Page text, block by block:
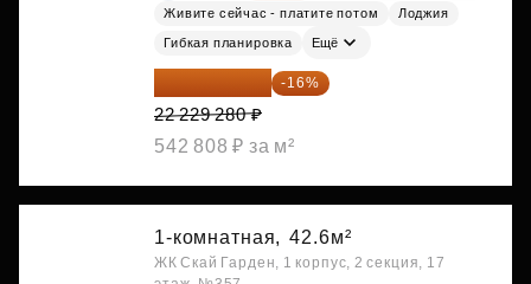
Живите сейчас - платите потом
Лоджия
Гибкая планировка Ещё
18 672 595 ₽ -16%
22 229 280 ₽
542 808 ₽ за м²
1-комнатная, 42.6м²
ЖК Скай Гарден, 1 корпус, 2 секция, 17